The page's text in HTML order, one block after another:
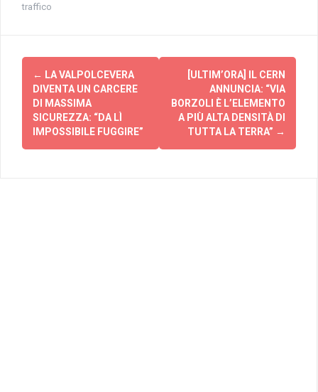
traffico
Navigazione
articolo
← LA VALPOLCEVERA
DIVENTA UN CARCERE
DI MASSIMA
SICUREZZA: “DA LÌ
IMPOSSIBILE FUGGIRE”
[ULTIM’ORA] IL CERN
ANNUNCIA: “VIA
BORZOLI È L’ELEMENTO
A PIÙ ALTA DENSITÀ DI
TUTTA LA TERRA” →